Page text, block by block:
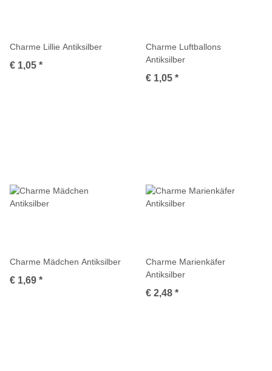
Charme Lillie Antiksilber
€ 1,05 *
Charme Luftballons
Antiksilber
€ 1,05 *
Charme Mädchen Antiksilber
€ 1,69 *
Charme Marienkäfer
Antiksilber
€ 2,48 *